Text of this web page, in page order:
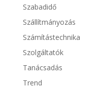
Szabadidő
Szállítmányozás
Számítástechnika
Szolgáltatók
Tanácsadás
Trend